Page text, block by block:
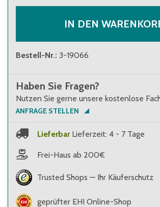
IN DEN
Bestell-Nr.: 3-19066
Haben Sie Fragen?
Nutzen Sie gerne unsere kostenlose
ANFRAGE STELLEN
Lieferbar Lieferzeit: 4 - 7 Tage
Frei-Haus ab 200€
Trusted Shops — Ihr Käuferschutz
geprüfter EHI Online-Shop